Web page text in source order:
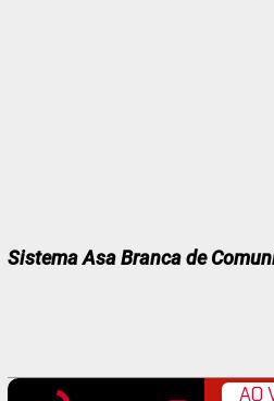
Sistema Asa Branca de
AO